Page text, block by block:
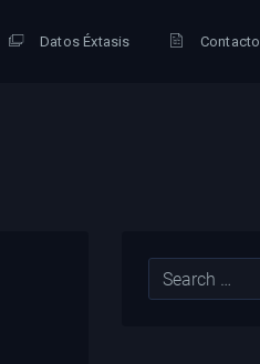
Datos Éxtasis Contacto